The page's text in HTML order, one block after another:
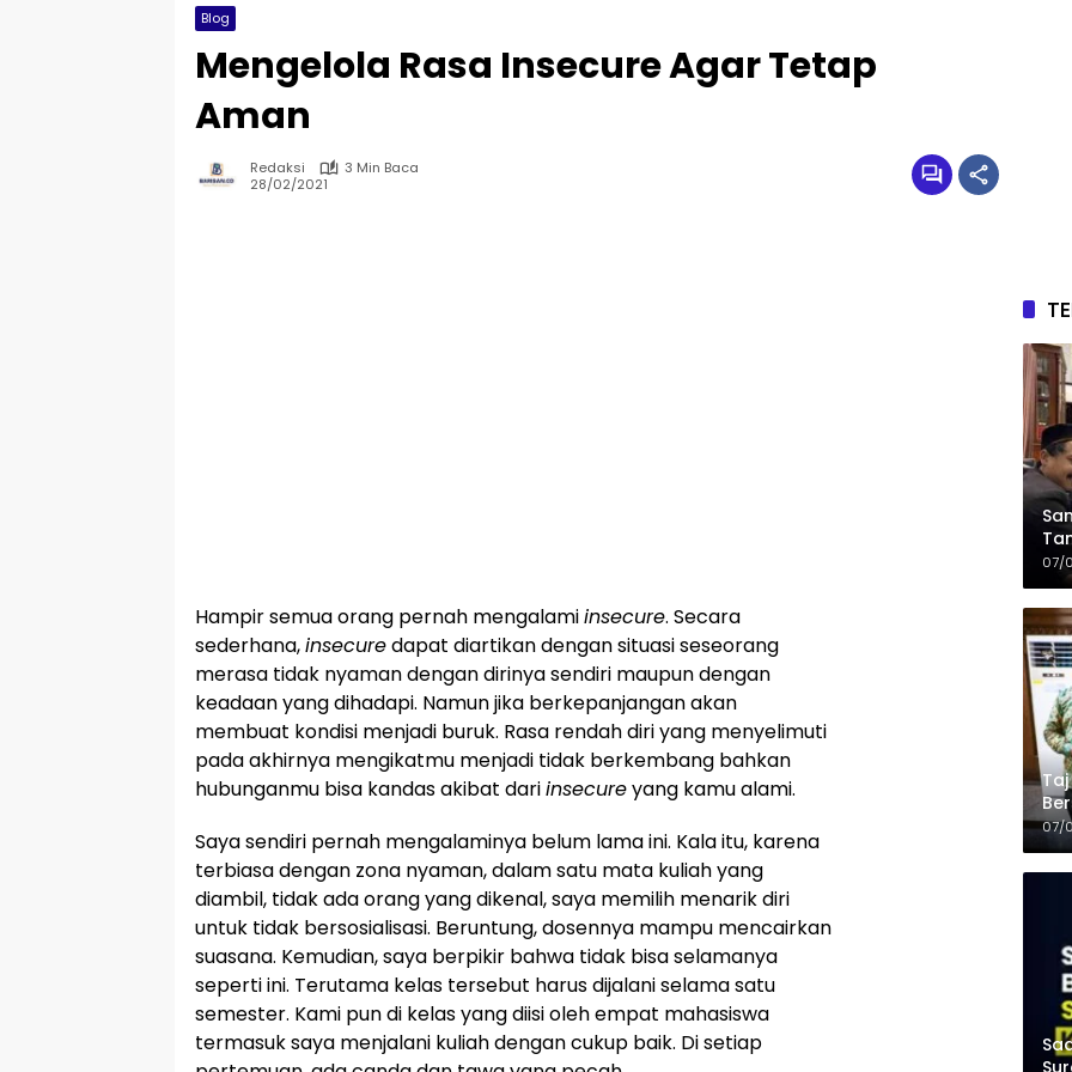
Blog
Mengelola Rasa Insecure Agar Tetap
Aman
Redaksi
3 Min Baca
28/02/2021
Hampir semua orang pernah mengalamiinsecure. Secara
sederhana,insecuredapat diartikan dengan situasi seseorang
merasa tidak nyaman dengan dirinya sendiri maupun dengan
keadaan yang dihadapi. Namun jika berkepanjangan akan
membuat kondisi menjadi buruk. Rasa rendah diri yang menyelimuti
pada akhirnya mengikatmu menjadi tidak berkembang bahkan
hubunganmu bisa kandas akibat dariinsecureyang kamu alami.
Saya sendiri pernah mengalaminya belum lama ini. Kala itu, karena
terbiasa dengan zona nyaman, dalam satu mata kuliah yang
diambil, tidak ada orang yang dikenal, saya memilih menarik diri
untuk tidak bersosialisasi. Beruntung, dosennya mampu mencairkan
suasana. Kemudian, saya berpikir bahwa tidak bisa selamanya
seperti ini. Terutama kelas tersebut harus dijalani selama satu
semester. Kami pun di kelas yang diisi oleh empat mahasiswa
termasuk saya menjalani kuliah dengan cukup baik. Di setiap
07/
07/